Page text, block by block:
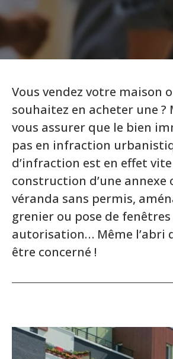
Vous vendez votre maison
souhaitez en acheter une ?
vous assurer que le bien
pas en infraction
d’infraction est en effet
construction d’une annexe
véranda sans permis,
grenier ou pose de
autorisation… Même l’abri
être concerné !